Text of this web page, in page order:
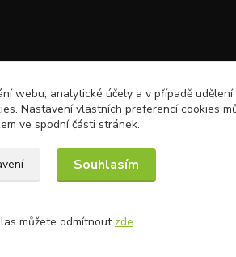
webu, analytické účely a v případě
Nastavení vlastních preferencí cookies
ve spodní části stránek.
Souhlasím
můžete odmítnout zde.